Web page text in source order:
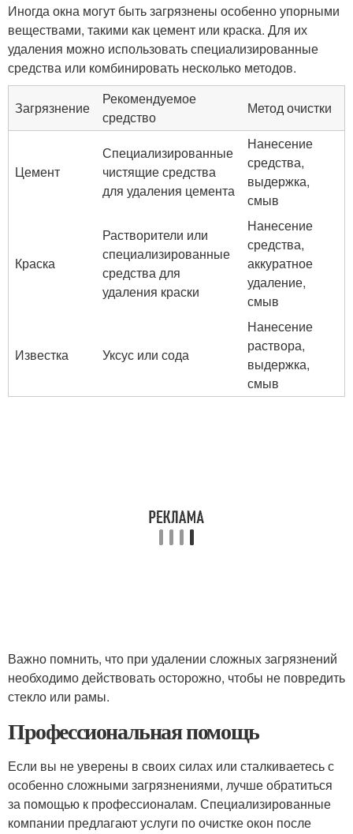
Иногда окна могут быть загрязнены особенно упорными
веществами, такими как цемент или краска. Для их
удаления можно использовать специализированные
средства или комбинировать несколько методов.
Загрязнение
Рекомендуемое
средство
Метод очистки
Цемент
Специализированные
чистящие средства
для удаления цемента
Нанесение
средства,
выдержка,
смыв
Краска
Растворители или
специализированные
средства для
удаления краски
Нанесение
средства,
аккуратное
удаление,
смыв
Известка Уксус или сода
Нанесение
раствора,
выдержка,
смыв
Важно помнить, что при удалении сложных загрязнений
необходимо действовать осторожно, чтобы не повредить
стекло или рамы.
Профессиональная помощь
Если вы не уверены в своих силах или сталкиваетесь с
особенно сложными загрязнениями, лучше обратиться
за помощью к профессионалам. Специализированные
компании предлагают услуги по очистке окон после